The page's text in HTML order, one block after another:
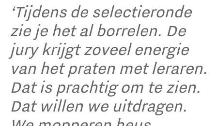
‘Tijdens de selectieronde
zie je het al borrelen. De
jury krijgt zoveel energie
van het praten met leraren.
Dat is prachtig om te zien.
Dat willen we uitdragen.